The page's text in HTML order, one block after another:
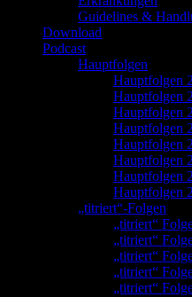
Guidelines &
Download
Podcast
Hauptfolgen
Hauptfolgen
Hauptfolgen
Hauptfolgen
Hauptfolgen
Hauptfolgen
Hauptfolgen
Hauptfolgen
Hauptfolgen
„titriert“-Folgen
„titriert“
„titriert“
„titriert“
„titriert“
„titriert“